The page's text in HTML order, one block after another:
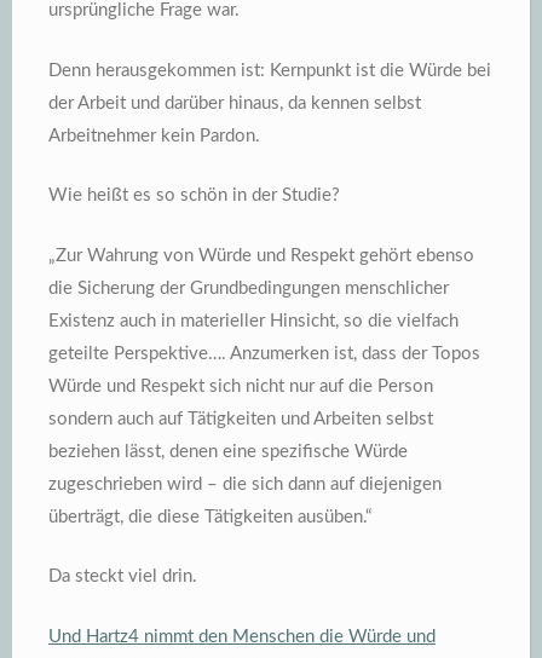
ursprüngliche Frage war.
Denn herausgekommen ist: Kernpunkt ist die Würde bei
der Arbeit und darüber hinaus, da kennen selbst
Arbeitnehmer kein Pardon.
Wie heißt es so schön in der Studie?
„Zur Wahrung von Würde und Respekt gehört ebenso
die Sicherung der Grundbedingungen menschlicher
Existenz auch in materieller Hinsicht, so die vielfach
geteilte Perspektive…. Anzumerken ist, dass der Topos
Würde und Respekt sich nicht nur auf die Person
sondern auch auf Tätigkeiten und Arbeiten selbst
beziehen lässt, denen eine spezifische Würde
zugeschrieben wird – die sich dann auf diejenigen
überträgt, die diese Tätigkeiten ausüben.“
Da steckt viel drin.
Und Hartz4 nimmt den Menschen die Würde und